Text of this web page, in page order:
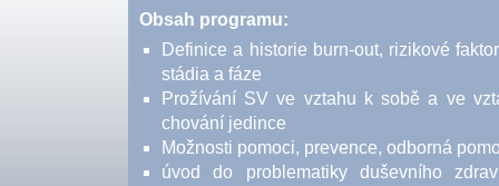
Obsah programu:
Definice a historie burn-out, rizikové
stádia a fáze
Prožívání SV ve vztahu k sobě a ve
chování jedince
Možnosti pomoci, prevence, odborná
úvod do problematiky duševního